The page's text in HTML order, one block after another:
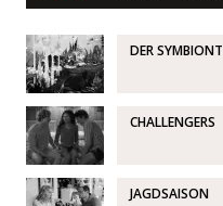
DER SYMBIONT
CHALLENGERS
JAGDSAISON